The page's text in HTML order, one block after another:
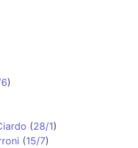
)
(28/1)
(15/7)